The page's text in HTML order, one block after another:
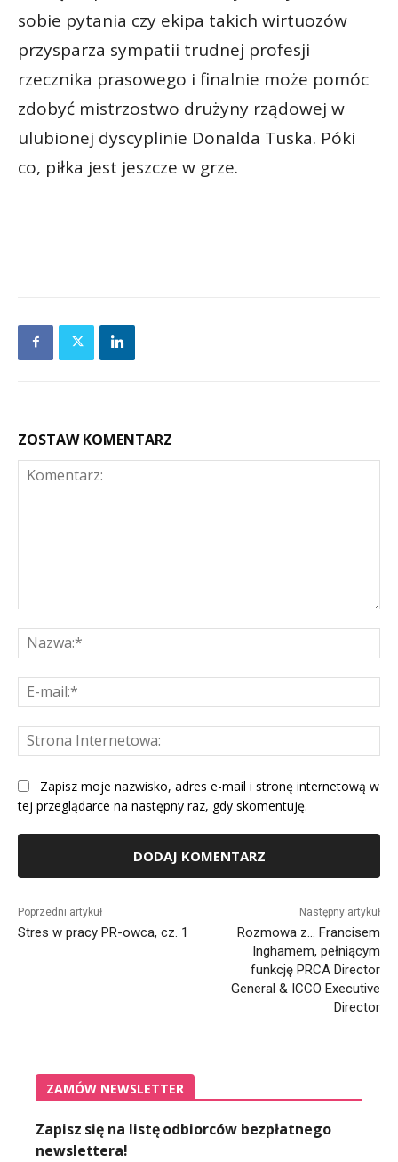
sobie pytania czy ekipa takich wirtuozów
przysparza sympatii trudnej profesji
rzecznika prasowego i finalnie może pomóc
zdobyć mistrzostwo drużyny rządowej w
ulubionej dyscyplinie Donalda Tuska. Póki
co, piłka jest jeszcze w grze.
ZOSTAW KOMENTARZ
Zapisz moje nazwisko, adres e-mail i stronę internetową w
tej przeglądarce na następny raz, gdy skomentuję.
Poprzedni artykuł
Stres w pracy PR-owca, cz. 1
Następny artykuł
Rozmowa z… Francisem
Inghamem, pełniącym
funkcję PRCA Director
General & ICCO Executive
Director
ZAMÓW NEWSLETTER
Zapisz się na listę odbiorców bezpłatnego
newslettera!